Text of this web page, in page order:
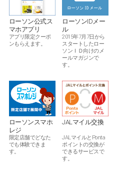
ローソン公式ス
マホアプリ
アプリ限定クーポ
ンもらえます。
ローソンIDメー
ル
2015年7月7日から
スタートしたロー
ソンＩＤ向けのメ
ールマガジンで
す。
ローソンスマホ
レジ
限定店舗でどなた
でも体験できま
す。
JALマイル交換
JALマイルとPonta
ポイントの交換が
できるサービスで
す。